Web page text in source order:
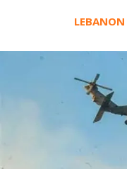
LEBANON